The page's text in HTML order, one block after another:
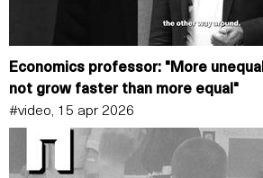
Economics professor: "More
not grow faster than more equal"
#video, 15 apr 2026